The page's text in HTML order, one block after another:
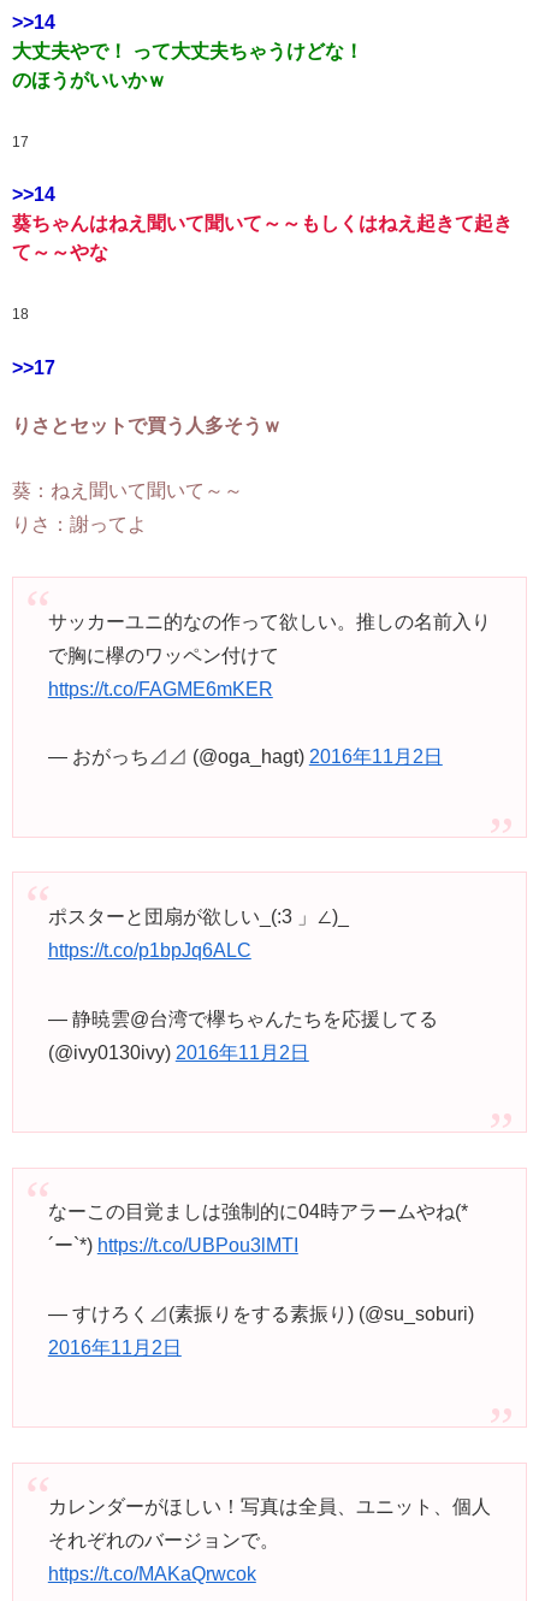
>>14
大丈夫やで！ って大丈夫ちゃうけどな！
のほうがいいかｗ
17
>>14
葵ちゃんはねえ聞いて聞いて～～もしくはねえ起きて起き
て～～やな
18
>>17
りさとセットで買う人多そうｗ
葵：ねえ聞いて聞いて～～
りさ：謝ってよ
サッカーユニ的なの作って欲しい。推しの名前入り
で胸に欅のワッペン付けて
https://t.co/FAGME6mKER
— おがっち⊿⊿ (@oga_hagt) 2016年11月2日
ポスターと団扇が欲しい_(:3 」∠)_
https://t.co/p1bpJq6ALC
— 静暁雲@台湾で欅ちゃんたちを応援してる
(@ivy0130ivy) 2016年11月2日
なーこの目覚ましは強制的に04時アラームやね(*
´ー`*) https://t.co/UBPou3lMTI
— すけろく⊿(素振りをする素振り) (@su_soburi)
2016年11月2日
カレンダーがほしい！写真は全員、ユニット、個人
それぞれのバージョンで。
https://t.co/MAKaQrwcok